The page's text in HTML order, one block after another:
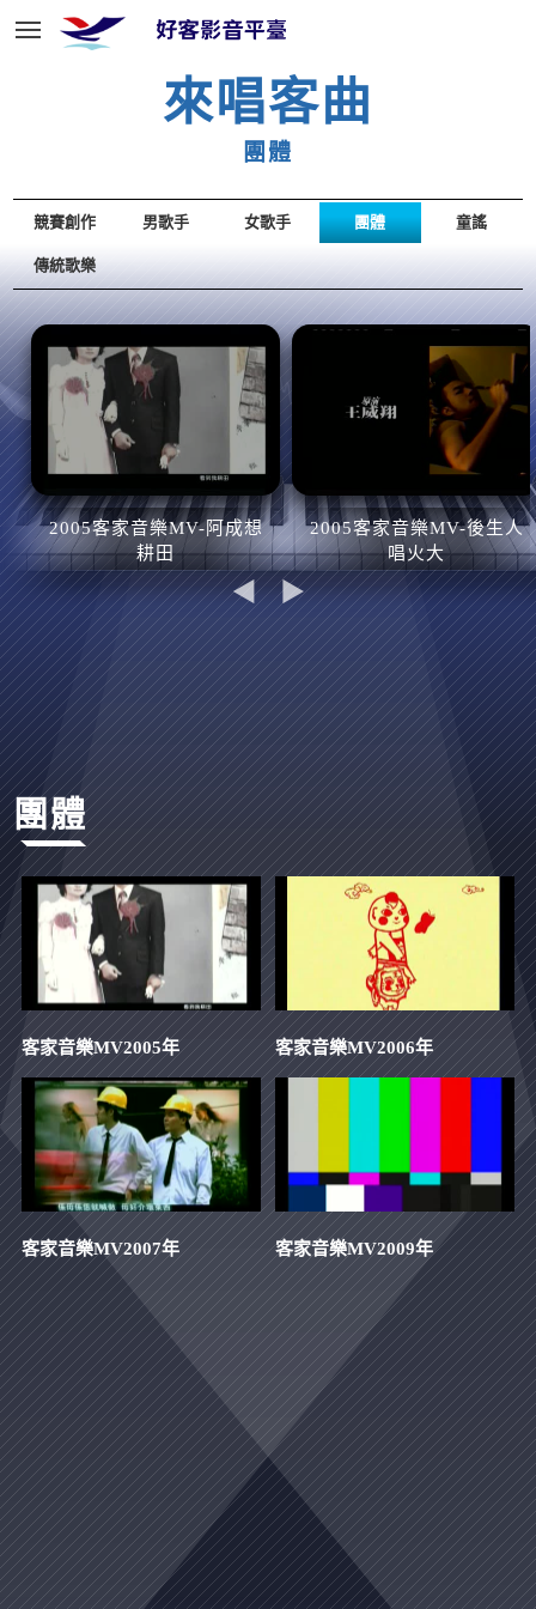
來唱客曲
團體
競賽創作 男歌手 女歌手 團體 童謠
傳統歌樂
2005客家音樂MV-阿成想
耕田
2005客家音樂MV-後生人
唱火大
◀ ▶
團體
客家音樂MV2005年 客家音樂MV2006年
客家音樂MV2007年 客家音樂MV2009年